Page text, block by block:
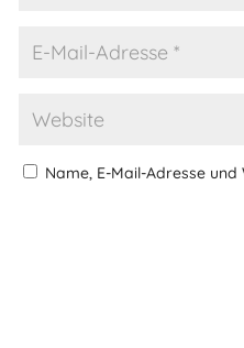
Name, E-Mail-Adresse